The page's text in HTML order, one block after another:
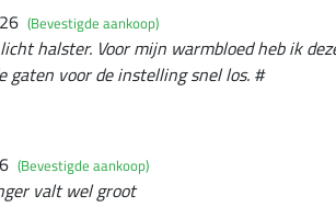
(Bevestigde aankoop)
halster. Voor mijn warmbloed heb ik
gaten voor de instelling snel los. #
(Bevestigde aankoop)
valt wel groot